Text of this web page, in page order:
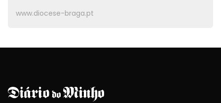
www.diocese-braga.pt